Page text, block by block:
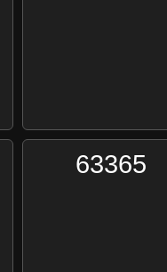
63365